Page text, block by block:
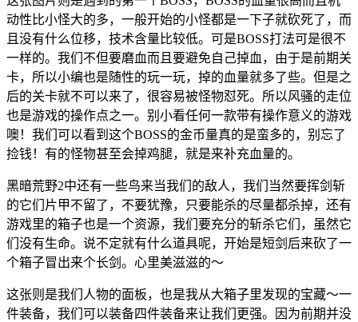
动性比小怪大的多，一般开始的小怪都是一下子就砍死了，而
且没有什么位移，技术含量比较低。可是BOSS打法可是很不
一样的。我们不但要磨血而且要避免自己掉血，由于是前期关
卡，所以小编也是随性的玩一玩，掉的血量就多了些。但是之
后的关卡就不可以来了，很容易被怪物怼死。所以风骚的走位
也是游戏的操作点之一。别小看任何一款带有操作意义的游戏
噢！我们可以看到这个BOSS的金币量真的是蛮多的，别忘了
捡钱！有的怪物甚至会掉鸡腿，就是来补充血量的。
黑暗荒野2中还有一些鸟来当我们的敌人，我们当然要挥剑斩
的它们片甲不留了，不要犹豫，只要能杀的尽量都杀掉，还有
游戏里的箱子也是一个资源，我们要充分的斩杀它们，虽然它
们没有生命。说不定就有什么道具呢，开始是短剑后来砍了一
个箱子冒出来个长剑。心里美滋滋的～
这张则是我们人物的面板，也是我从大箱子里发现的宝藏～一
件装备，我们可以装备四件装备来让我们更强。因为前期并没